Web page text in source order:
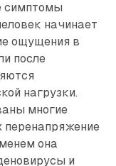
симптомы
начинает
ощущения в
после
нагрузки.
многие
она
и